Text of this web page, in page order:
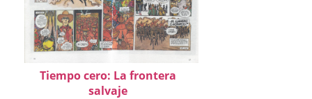
Tiempo cero: La frontera
salvaje